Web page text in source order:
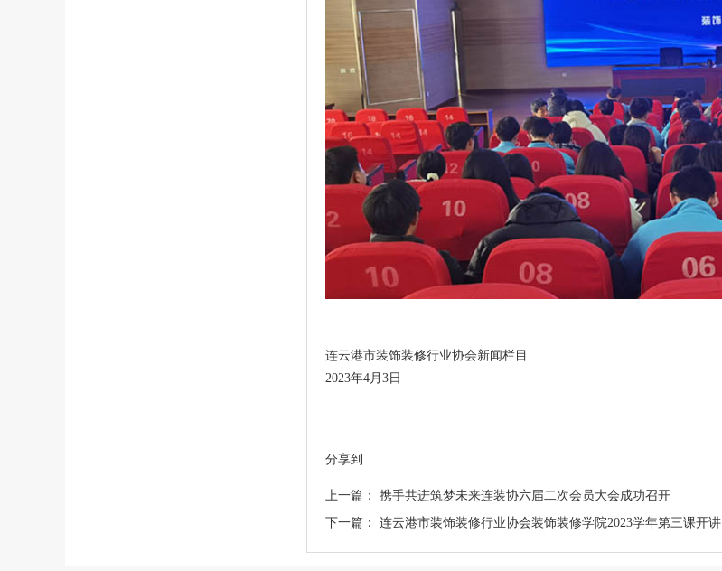
连云港市装饰装修行业协会新闻栏目
2023年4月3日
分享到
上一篇： 携手共进筑梦未来连装协六届二次会员大会成功召开
下一篇： 连云港市装饰装修行业协会装饰装修学院2023学年第三课开讲